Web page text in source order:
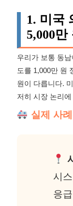
1. 미국
5,000만
우리가 보통 동
도를 1,000만 원
원이 다릅니다.
저히 시장 논리
실제 사
시
응